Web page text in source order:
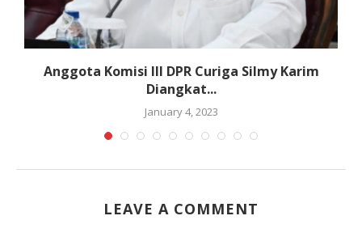
Anggota Komisi III DPR Curiga Silmy Karim
Diangkat...
January 4, 2023
LEAVE A COMMENT